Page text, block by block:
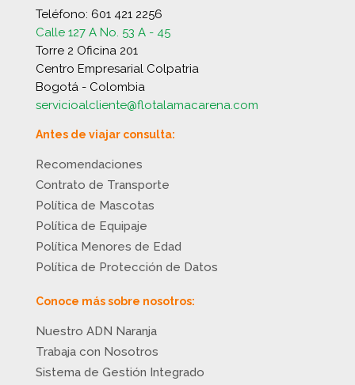
Teléfono: 601 421 2256
Calle 127 A No. 53 A - 45
Torre 2 Oficina 201
Centro Empresarial Colpatria
Bogotá - Colombia
servicioalcliente@flotalamacarena.com
Antes de viajar consulta:
Recomendaciones
Contrato de Transporte
Política de Mascotas
Política de Equipaje
Política Menores de Edad
Política de Protección de Datos
Conoce más sobre nosotros:
Nuestro ADN Naranja
Trabaja con Nosotros
Sistema de Gestión Integrado